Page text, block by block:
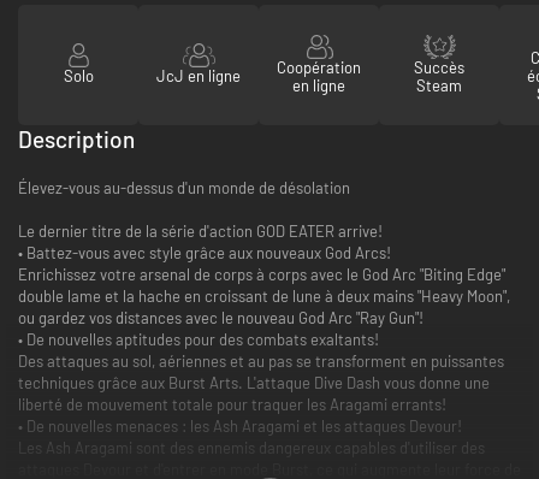
Solo JcJ en ligne
Coopération
en ligne
Succès
Steam
Description
Élevez-vous au-dessus d'un monde de désolation
Le dernier titre de la série d'action GOD EATER arrive!
• Battez-vous avec style grâce aux nouveaux God Arcs!
Enrichissez votre arsenal de corps à corps avec le God Arc "Biting Edge"
double lame et la hache en croissant de lune à deux mains "Heavy Moon",
ou gardez vos distances avec le nouveau God Arc "Ray Gun"!
• De nouvelles aptitudes pour des combats exaltants!
Des attaques au sol, aériennes et au pas se transforment en puissantes
techniques grâce aux Burst Arts. L'attaque Dive Dash vous donne une
liberté de mouvement totale pour traquer les Aragami errants!
• De nouvelles menaces : les Ash Aragami et les attaques Devour!
Les Ash Aragami sont des ennemis dangereux capables d'utiliser des